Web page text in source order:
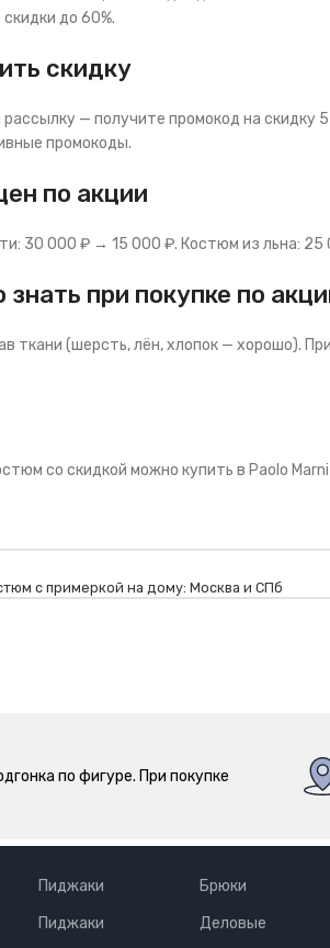
до 60%.
скидку
— получите промокод на скидку
промокоды.
по акции
30 000 ₽ → 15 000 ₽. Костюм из льна:
при покупке по
ткани (шерсть, лён, хлопок — хорошо).
со скидкой можно купить в Paolo
с примеркой на дому: Москва и СПб
по фигуре. При покупке
Пиджаки
Пиджаки
Брюки
Деловые